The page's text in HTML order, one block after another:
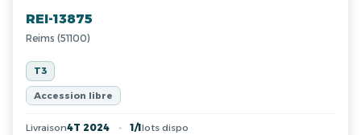
REI-13875
Reims (51100)
T3
Accession libre
Livraison4T 2024 1/1 lots dispo